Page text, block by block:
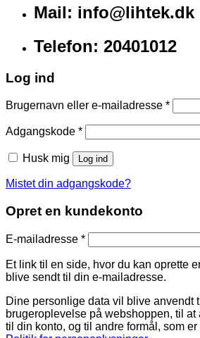
Mail: info@lihtek.dk
Telefon: 20401012
Log ind
Brugernavn eller e-mailadresse *
Adgangskode *
Husk mig Log ind
Mistet din adgangskode?
Opret en kundekonto
E-mailadresse *
Et link til en side, hvor du kan oprette
blive sendt til din e-mailadresse.
Dine personlige data vil blive anvendt
brugeroplevelse på webshoppen, til at
til din konto, og til andre formål, som